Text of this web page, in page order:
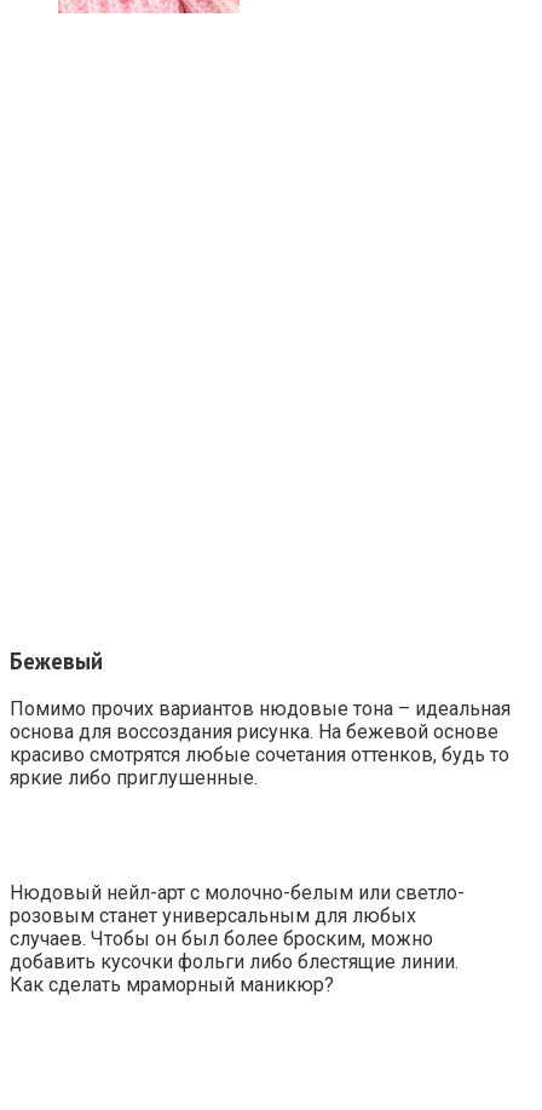
Бежевый
Помимо прочих вариантов нюдовые тона – идеальная
основа для воссоздания рисунка. На бежевой основе
красиво смотрятся любые сочетания оттенков, будь то
яркие либо приглушенные.
Нюдовый нейл-арт с молочно-белым или светло-
розовым станет универсальным для любых
случаев. Чтобы он был более броским, можно
добавить кусочки фольги либо блестящие линии.
Как сделать мраморный маникюр?